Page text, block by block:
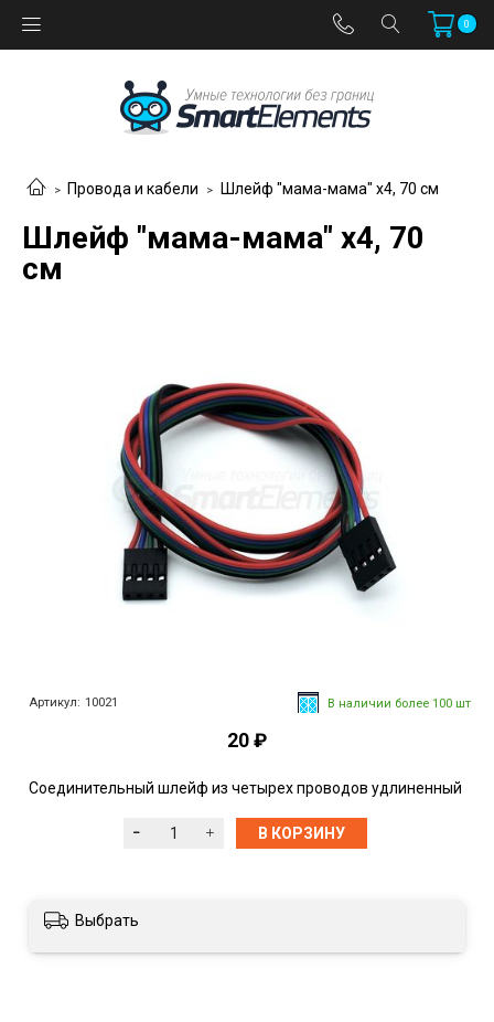
0
Провода и кабели Шлейф "мама-мама" х4, 70 см
Шлейф "мама-мама" х4, 70
см
Артикул: 10021 В наличии более 100 шт
20 ₽
Соединительный шлейф из четырех проводов удлиненный
В КОРЗИНУ
Выбрать